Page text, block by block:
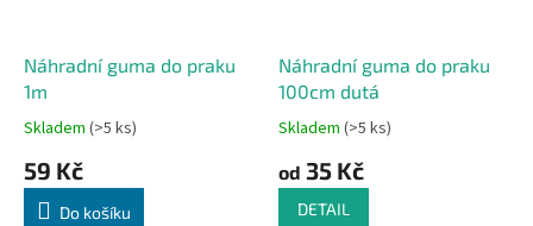
Náhradní guma do praku
1m
Skladem (>5 ks)
59 Kč
Do košíku
Náhradní guma do praku
100cm dutá
Skladem (>5 ks)
od 35 Kč
DETAIL